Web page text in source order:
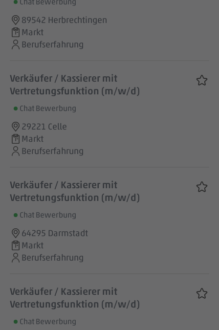
89542 Herbrechtingen
Markt
Berufserfahrung
Verkäufer / Kassierer mit
Vertretungsfunktion (m/w/d)
Chat Bewerbung
29221 Celle
Markt
Berufserfahrung
Verkäufer / Kassierer mit
Vertretungsfunktion (m/w/d)
Chat Bewerbung
64295 Darmstadt
Markt
Berufserfahrung
Verkäufer / Kassierer mit
Vertretungsfunktion (m/w/d)
Chat Bewerbung